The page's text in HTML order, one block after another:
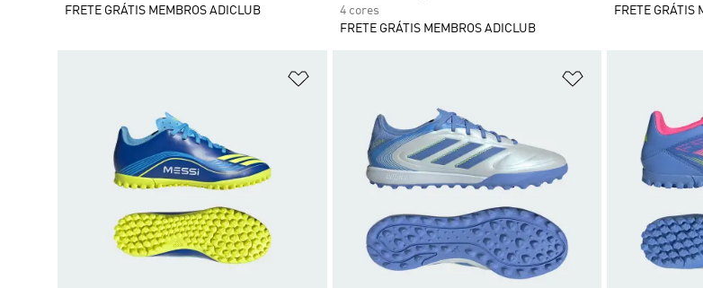
FRETE GRÁTIS MEMBROS ADICLUB
4 cores
FRETE GRÁTIS MEMBROS ADICLUB
FRETE GRÁTIS